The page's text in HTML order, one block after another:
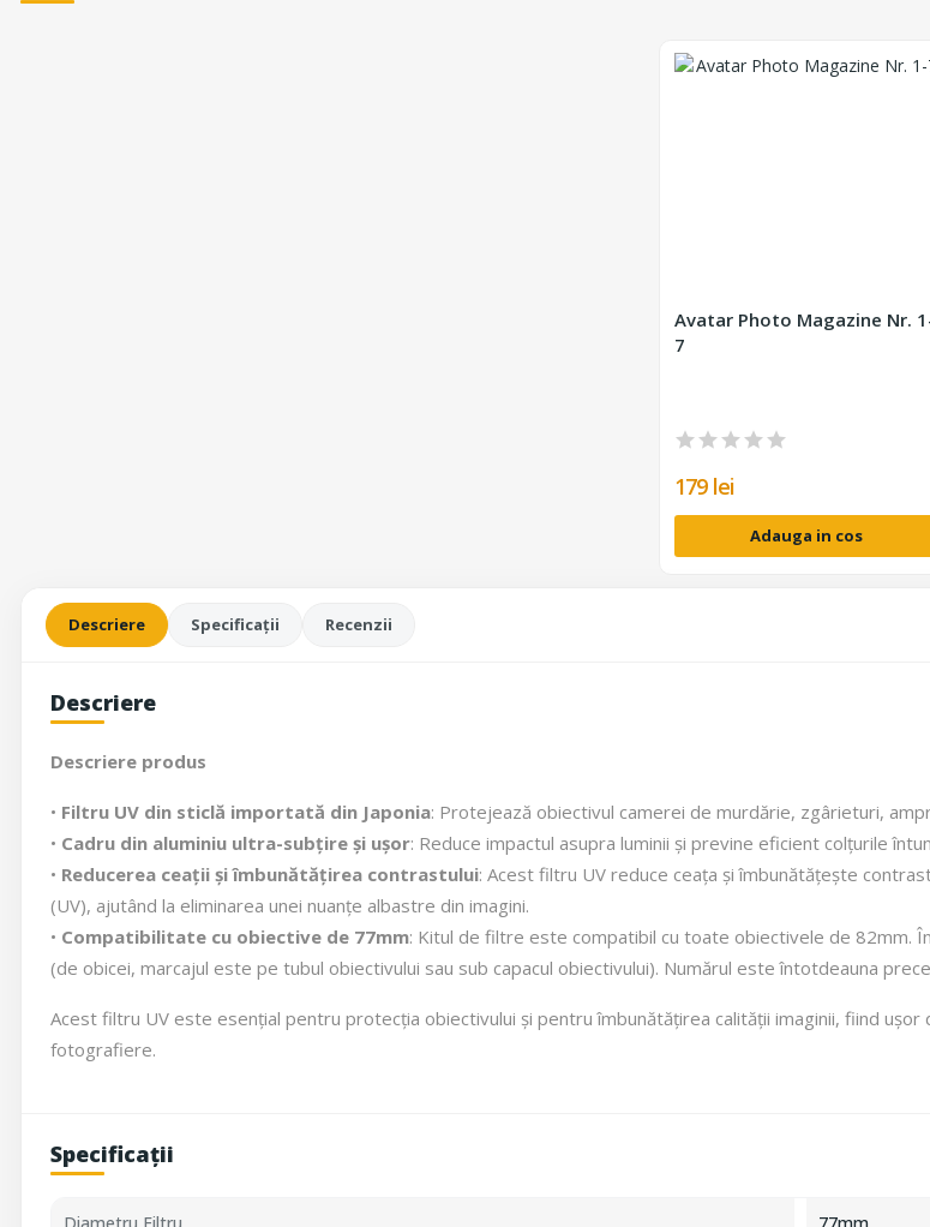
Avatar Photo Magazine Nr.
7
179 lei
Adauga in cos
Descriere Specificații Recenzii
Descriere
Descriere produs
• Filtru UV din sticlă importată din Japonia: Protejează obiectivul camerei de murdărie, zgârieturi,
• Cadru din aluminiu ultra-subțire și ușor: Reduce impactul asupra luminii și previne eficient colțurile
• Reducerea ceații și îmbunătățirea contrastului: Acest filtru UV reduce ceața și îmbunătățește
(UV), ajutând la eliminarea unei nuanțe albastre din imagini.
• Compatibilitate cu obiective de 77mm: Kitul de filtre este compatibil cu toate obiectivele de 82mm.
(de obicei, marcajul este pe tubul obiectivului sau sub capacul obiectivului). Numărul este întotdeauna
Acest filtru UV este esențial pentru protecția obiectivului și pentru îmbunătățirea calității imaginii, fiind
fotografiere.
Specificații